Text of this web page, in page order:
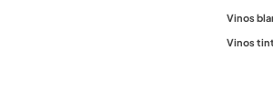
Vinos
Vinos